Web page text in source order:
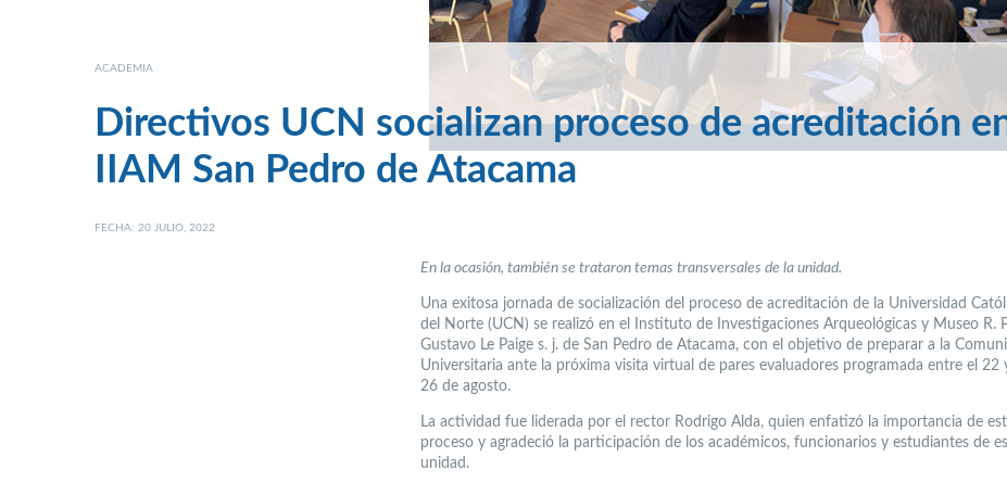
ACADEMIA
Directivos UCN socializan proceso de acreditación
IIAM San Pedro de Atacama
FECHA: 20 JULIO, 2022
En la ocasión, también se trataron temas transversales de la unidad.
Una exitosa jornada de socialización del proceso de acreditación de la Universidad
del Norte (UCN) se realizó en el Instituto de Investigaciones Arqueológicas y Museo R.
Gustavo Le Paige s. j. de San Pedro de Atacama, con el objetivo de preparar a la
Universitaria ante la próxima visita virtual de pares evaluadores programada entre el 22
26 de agosto.
La actividad fue liderada por el rector Rodrigo Alda, quien enfatizó la importancia de
proceso y agradeció la participación de los académicos, funcionarios y estudiantes de
unidad.